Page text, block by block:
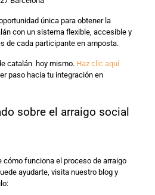
única para obtener la
con un sistema flexible, accesible y
de cada participante en amposta.
catalán hoy mismo. Haz clic aquí
paso hacia tu integración en
sobre el arraigo social
cómo funciona el proceso de arraigo
ayudarte, visita nuestro blog y